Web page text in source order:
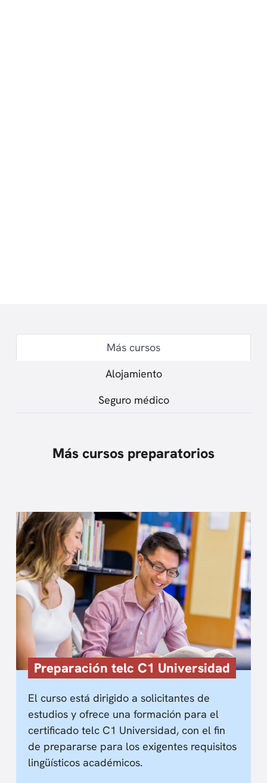
Más cursos
Alojamiento
Seguro médico
Más cursos preparatorios
Preparación telc C1 Universidad
El curso está dirigido a solicitantes de
estudios y ofrece una formación para el
certificado telc C1 Universidad, con el fin
de prepararse para los exigentes requisitos
lingüísticos académicos.